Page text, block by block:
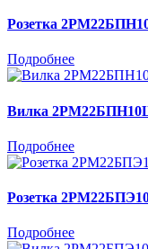
Розетка
Подробнее
Вилка
Подробнее
Розетка
Подробнее